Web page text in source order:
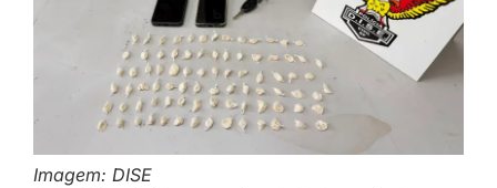
Imagem: DISE